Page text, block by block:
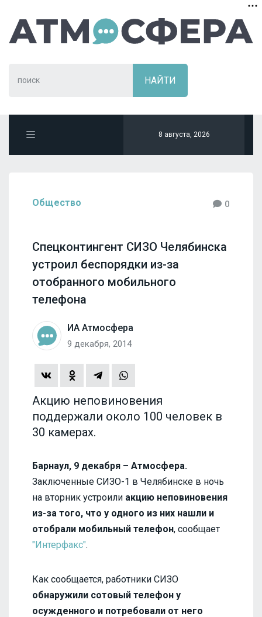
8 августа, 2026
Общество 0
Спецконтингент СИЗО Челябинска
устроил беспорядки из-за
отобранного мобильного
телефона
ИА Атмосфера
9 декабря, 2014
Акцию неповиновения
поддержали около 100 человек в
30 камерах.
Барнаул, 9 декабря – Атмосфера.
Заключенные СИЗО-1 в Челябинске в ночь
на вторник устроили акцию неповиновения
из-за того, что у одного из них нашли и
отобрали мобильный телефон, сообщает
"Интерфакс".
Как сообщается, работники СИЗО
обнаружили сотовый телефон у
осужденного и потребовали от него